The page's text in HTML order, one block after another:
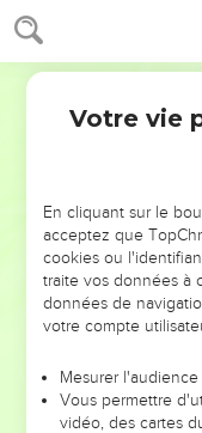
Actes 17
Il a voulu qu'ils
de le trouver en
chacun de nous.
En effet, c’est en
et l'être, comme
‘Nous sommes aussi
Ainsi donc,
nous ne devons pas
à de l'argent ou à de
l'imagination de l’être
Sans tenir compte
trouvent, qu'ils
parce qu'il a fixé un
Votre vie
En cliquant sur le
acceptez que
cookies ou
traite vos données à
données de
votre compte
Mesurer
Vous permettre
vidéo, des cartes